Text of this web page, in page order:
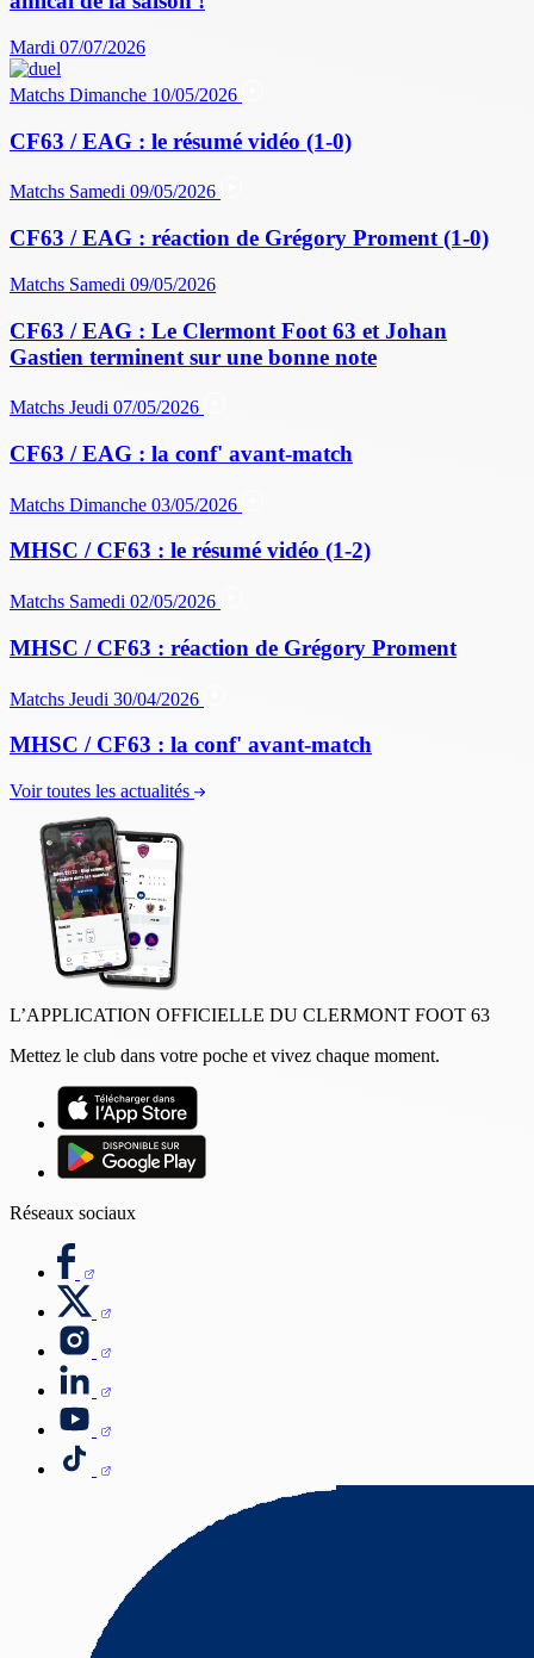
Mardi 07/07/2026
Matchs Dimanche 10/05/2026
CF63 / EAG : le résumé vidéo (1-0)
Matchs Samedi 09/05/2026
CF63 / EAG : réaction de Grégory Proment (1-0)
Matchs Samedi 09/05/2026
CF63 / EAG : Le Clermont Foot 63 et Johan
Gastien terminent sur une bonne note
Matchs Jeudi 07/05/2026
CF63 / EAG : la conf' avant-match
Matchs Dimanche 03/05/2026
MHSC / CF63 : le résumé vidéo (1-2)
Matchs Samedi 02/05/2026
MHSC / CF63 : réaction de Grégory Proment
Matchs Jeudi 30/04/2026
MHSC / CF63 : la conf' avant-match
Voir toutes les actualités
L’APPLICATION OFFICIELLE DU CLERMONT FOOT 63
Mettez le club dans votre poche et vivez chaque moment.
Réseaux sociaux